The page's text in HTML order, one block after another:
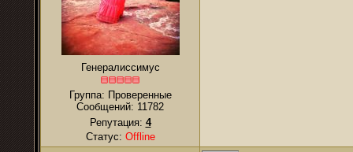
Генералиссимус
Группа: Проверенные
Сообщений: 11782
Репутация: 4
Статус: Offline